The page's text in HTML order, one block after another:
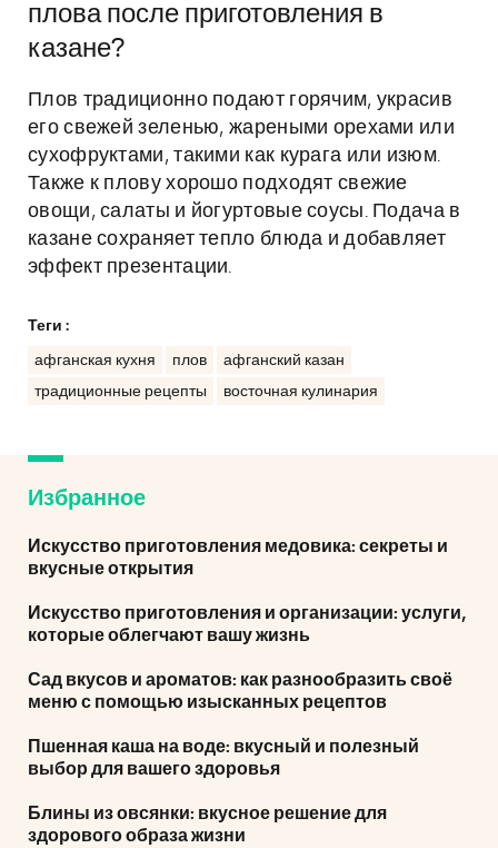
плова после приготовления в
казане?
Плов традиционно подают горячим, украсив
его свежей зеленью, жареными орехами или
сухофруктами, такими как курага или изюм.
Также к плову хорошо подходят свежие
овощи, салаты и йогуртовые соусы. Подача в
казане сохраняет тепло блюда и добавляет
эффект презентации.
Теги :
афганская кухня плов
афганский казан
традиционные рецепты
восточная кулинария
Избранное
Искусство приготовления медовика: секреты и
вкусные открытия
Искусство приготовления и организации: услуги,
которые облегчают вашу жизнь
Сад вкусов и ароматов: как разнообразить своё
меню с помощью изысканных рецептов
Пшенная каша на воде: вкусный и полезный
выбор для вашего здоровья
Блины из овсянки: вкусное решение для
здорового образа жизни